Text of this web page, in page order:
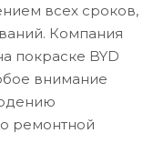
всех сроков,
Компания
покраске BYD
внимание
ремонтной